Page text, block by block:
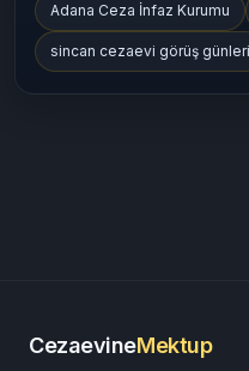
Adana Ceza İnfaz Kurumu
sincan cezaevi görüş günleri
CezaevineMektup